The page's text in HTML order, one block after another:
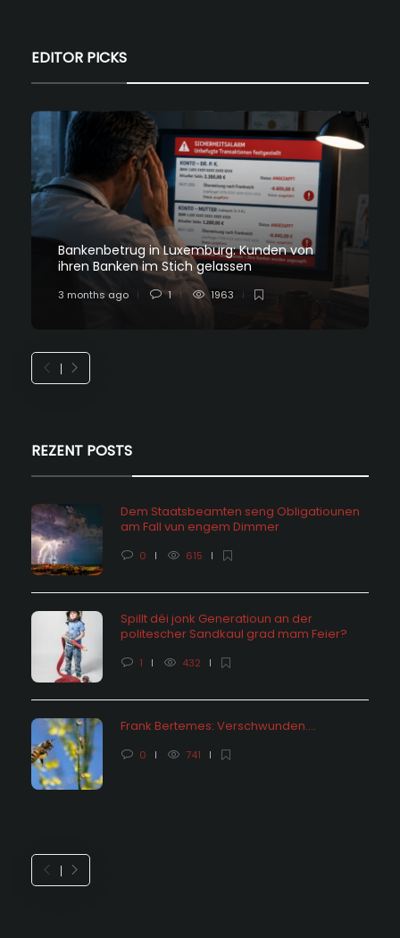
EDITOR PICKS
Bankenbetrug in Luxemburg: Kunden von
ihren Banken im Stich gelassen
3 months ago 1 1963
REZENT POSTS
Dem Staatsbeamten seng Obligatiounen
am Fall vun engem Dimmer
0 615
Spillt déi jonk Generatioun an der
politescher Sandkaul grad mam Feier?
1 432
Frank Bertemes: Verschwunden….
0 741